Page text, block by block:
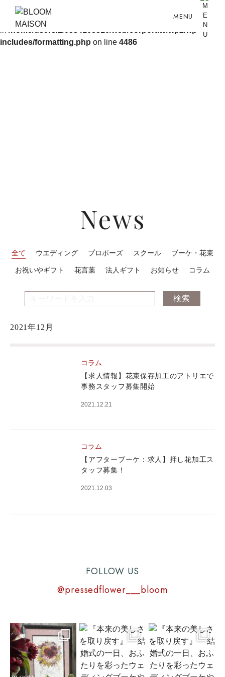
: ltrim() expects parameter 1 to be string, object given
includes/formatting.php on line 4486
MENU
News
全て ウエディング プロポーズ スクール ブーケ・花束
お祝いやギフト 花言葉 法人ギフト お知らせ コラム
2021年12月
コラム
【求人情報】花束保存加工のアトリエで
事務スタッフ募集開始
2021.12.21
コラム
【アフターブーケ：求人】押し花加工ス
タッフ募集！
2021.12.03
FOLLOW US
@pressedflower___bloom